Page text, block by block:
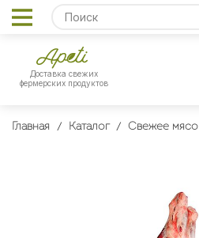
Доставка свежих
фермерских продуктов
Главная Каталог Свежее мясо